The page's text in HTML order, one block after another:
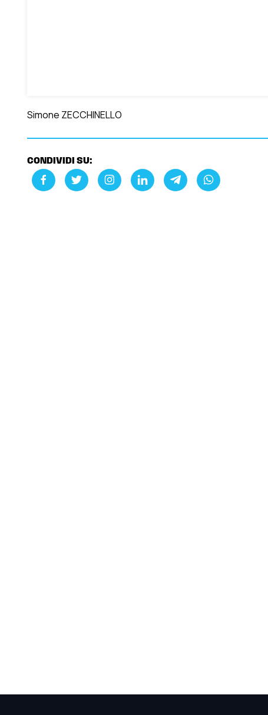
Simone ZECCHINELLO
CONDIVIDI SU: